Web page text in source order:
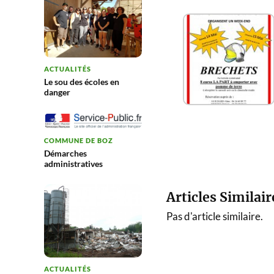
ACTUALITÉS
Le sou des écoles en
danger
COMMUNE DE BOZ
Démarches
administratives
ACTUALITÉS
Articles
Pas d'article similaire.